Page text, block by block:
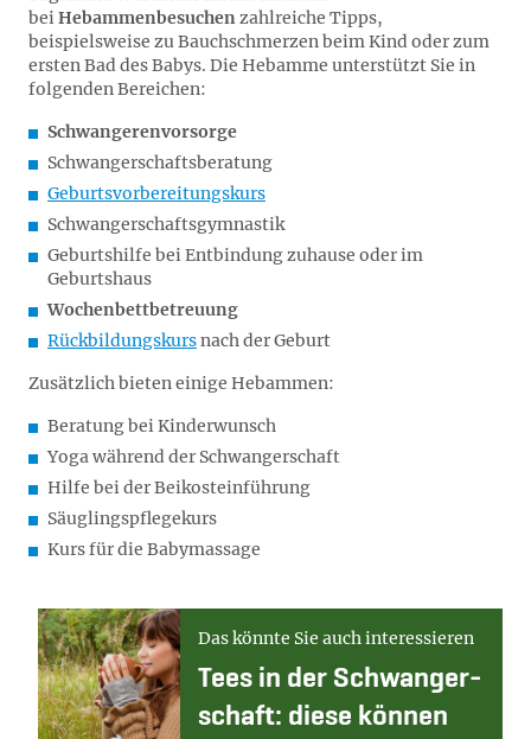
beiHebammenbesuchenzahlreiche Tipps,
beispielsweise zu Bauchschmerzen beim Kind oder zum
ersten Bad des Babys. Die Hebamme unterstützt Sie in
folgenden Bereichen:
Schwangerenvorsorge
Schwangerschaftsberatung
Geburtsvorbereitungskurs
Schwangerschaftsgymnastik
Geburtshilfe bei Entbindung zuhause oder im
Geburtshaus
Wochenbettbetreuung
Rückbildungskursnach der Geburt
Zusätzlich bieten einige Hebammen:
Beratung bei Kinderwunsch
Yoga während der Schwangerschaft
Hilfe bei der Beikosteinführung
Säuglingspflegekurs
Kurs für die Babymassage
Das könnte Sie auch interessieren
Tees in der Schwan­ger­
schaft: die­se kön­nen